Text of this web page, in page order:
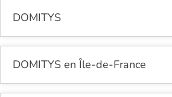
DOMITYS
DOMITYS en Île-de-France